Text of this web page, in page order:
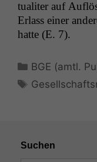
tu­aliter auf
Erlass ein­er
hat­te (E. 7).
Kategorien
BGE (amtl.
Schlagwörter
Suchen